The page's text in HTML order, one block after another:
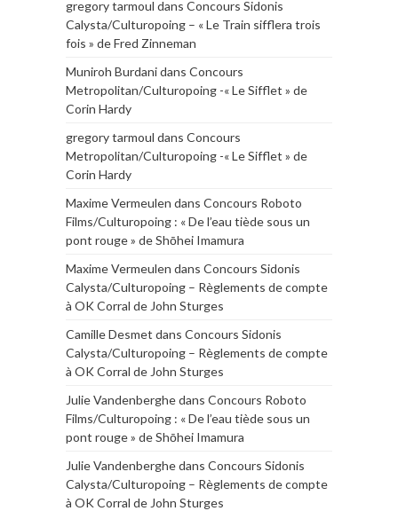
gregory tarmoul dans Concours Sidonis
Calysta/Culturopoing – « Le Train sifflera trois
fois » de Fred Zinneman
Muniroh Burdanidans Concours
Metropolitan/Culturopoing -« Le Sifflet » de
Corin Hardy
gregory tarmoul dans Concours
Metropolitan/Culturopoing -« Le Sifflet » de
Corin Hardy
Maxime Vermeulen dans Concours Roboto
Films/Culturopoing : « De l’eau tiède sous un
pont rouge » de Shōhei Imamura
Maxime Vermeulen dans Concours Sidonis
Calysta/Culturopoing – Règlements de compte
à OK Corral de John Sturges
Camille Desmet dans Concours Sidonis
Calysta/Culturopoing – Règlements de compte
à OK Corral de John Sturges
Julie Vandenberghedans Concours Roboto
Films/Culturopoing : « De l’eau tiède sous un
pont rouge » de Shōhei Imamura
Julie Vandenberghedans Concours Sidonis
Calysta/Culturopoing – Règlements de compte
à OK Corral de John Sturges